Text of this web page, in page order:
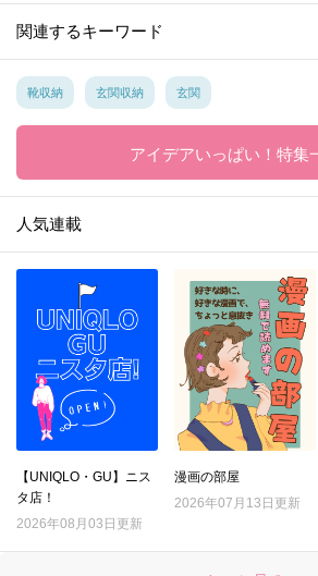
関連するキーワード
靴収納 玄関収納 玄関
アイデアいっぱい！特集
人気連載
【UNIQLO・GU】ニス
タ店！
2026年08月03日更新
漫画の部屋
2026年07月13日更新